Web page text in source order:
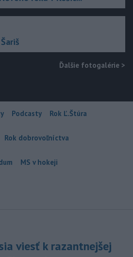
Ďalšie fotogalérie >
Podcasty Rok Ľ.Štúra
Rok dobrovoľníctva
MS v hokeji
viesť k razantnejšej